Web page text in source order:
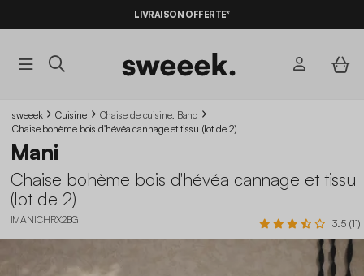
BONS PLANS* AVEC LECODE SUMMER10
LIVRAISON OFFERTE*
sweeek Cuisine
Chaise de cuisine, Banc
Chaise bohème bois d'hévéa cannage et tissu (lot de 2)
Mani
Chaise bohème bois d'hévéa cannage et tissu
(lot de 2)
IMANICHRX2BG 3.5 (11)